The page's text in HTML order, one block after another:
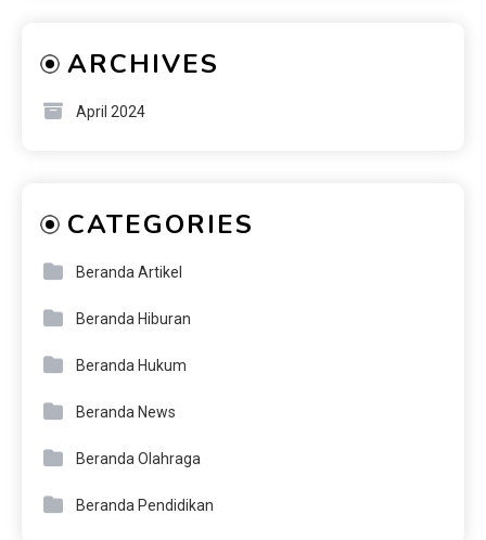
ARCHIVES
April 2024
CATEGORIES
Beranda Artikel
Beranda Hiburan
Beranda Hukum
Beranda News
Beranda Olahraga
Beranda Pendidikan